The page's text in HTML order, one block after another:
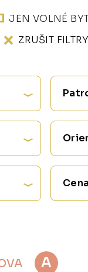
JEN VOLNÉ
ZRUŠIT FILTRY
A